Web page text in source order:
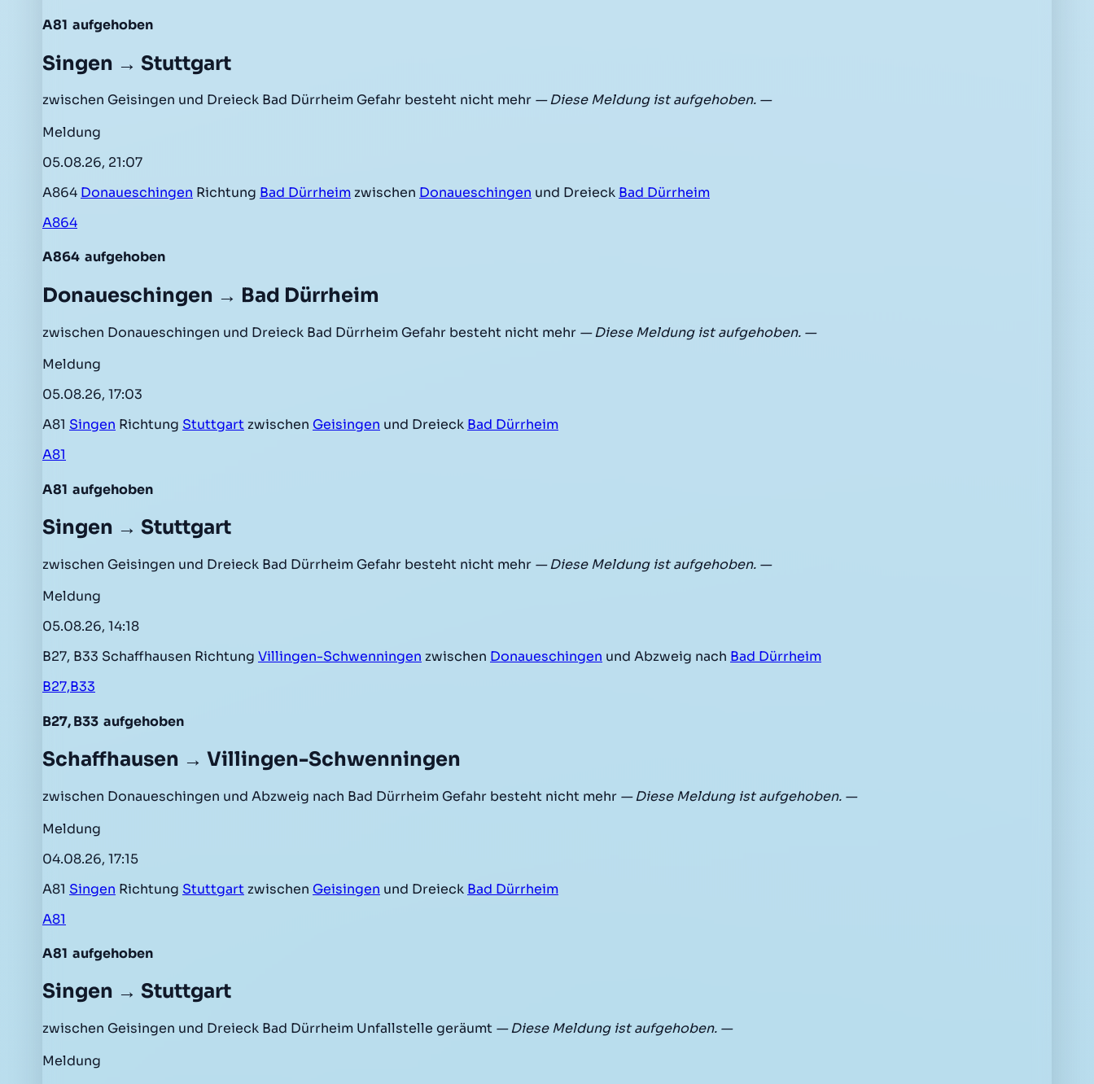
A81 aufgehoben
Singen → Stuttgart
zwischen Geisingen und Dreieck Bad Dürrheim Gefahr besteht nicht mehr — Diese Meldung ist aufgehoben. —
Meldung
05.08.26, 21:07
A864 Donaueschingen Richtung Bad Dürrheim zwischen Donaueschingen und Dreieck Bad Dürrheim
A864
A864 aufgehoben
Donaueschingen → Bad Dürrheim
zwischen Donaueschingen und Dreieck Bad Dürrheim Gefahr besteht nicht mehr — Diese Meldung ist aufgehoben. —
Meldung
05.08.26, 17:03
A81 Singen Richtung Stuttgart zwischen Geisingen und Dreieck Bad Dürrheim
A81
A81 aufgehoben
Singen → Stuttgart
zwischen Geisingen und Dreieck Bad Dürrheim Gefahr besteht nicht mehr — Diese Meldung ist aufgehoben. —
Meldung
05.08.26, 14:18
B27, B33 Schaffhausen Richtung Villingen-Schwenningen zwischen Donaueschingen und Abzweig nach Bad Dürrheim
B27,B33
B27, B33 aufgehoben
Schaffhausen → Villingen-Schwenningen
zwischen Donaueschingen und Abzweig nach Bad Dürrheim Gefahr besteht nicht mehr — Diese Meldung ist aufgehoben. —
Meldung
04.08.26, 17:15
A81 Singen Richtung Stuttgart zwischen Geisingen und Dreieck Bad Dürrheim
A81
A81 aufgehoben
Singen → Stuttgart
zwischen Geisingen und Dreieck Bad Dürrheim Unfallstelle geräumt — Diese Meldung ist aufgehoben. —
Meldung